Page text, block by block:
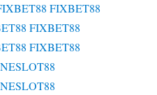
FIXBET88
FIXBET88
FIXBET88